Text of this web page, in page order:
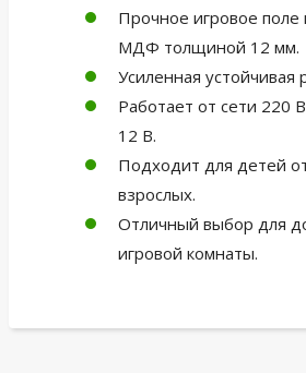
Прочное игровое поле
МДФ толщиной 12 мм.
Усиленная устойчивая
Работает от сети 220
12 В.
Подходит для детей
взрослых.
Отличный выбор для
игровой комнаты.